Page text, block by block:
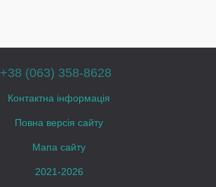
+38 (063) 358-8628
Контактна інформація
Повна версія сайту
Мапа сайту
2021-2026